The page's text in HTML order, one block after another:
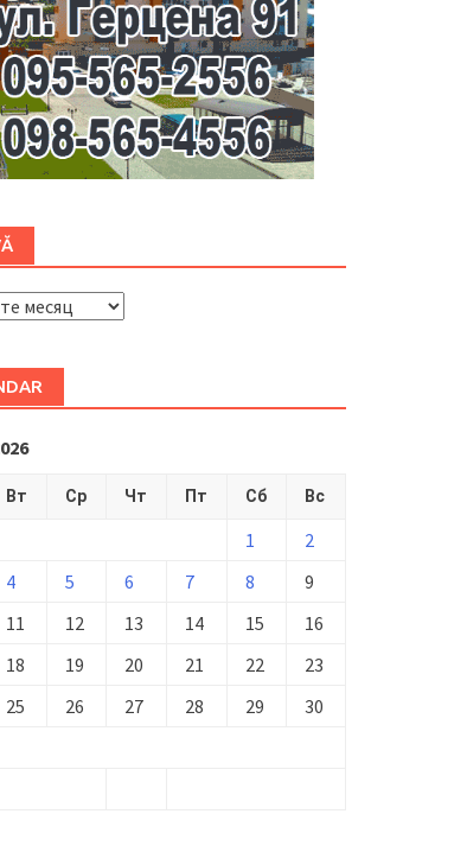
Вт Ср Чт Пт Сб Вс
1
2
4 5 6 7 8
9
11 12 13 14 15
16
18 19 20 21 22
23
25 26 27 28 29
30